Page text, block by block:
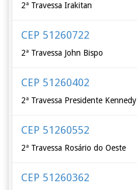
2ª Travessa Irakitan
CEP 51260722
2ª Travessa John Bispo
CEP 51260402
2ª Travessa Presidente Kennedy
CEP 51260552
2ª Travessa Rosário do Oeste
CEP 51260362